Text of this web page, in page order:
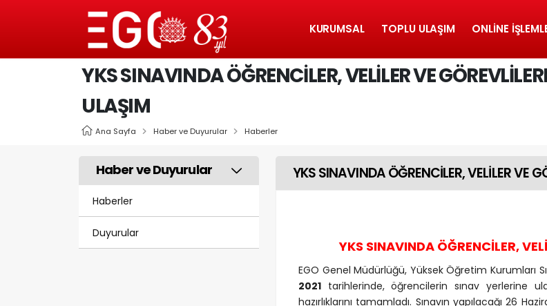
KURUMSAL TOPLU ULAŞIM ONLINE
YKS SINAVINDA ÖĞRENCİLER, VELİLER VE
ULAŞIM
Ana Sayfa Haber ve Duyurular Haberler
Haber ve Duyurular
Haberler
Duyurular
YKS SINAVINDA ÖĞRENCİLER, VELİLER VE
YKS SINAVINDA ÖĞRENCİLER,
EGO Genel Müdürlüğü, Yüksek Öğretim Kurumları
2021 tarihlerinde, öğrencilerin sınav yerlerine
hazırlıklarını tamamladı. Sınavın yapılacağı 26